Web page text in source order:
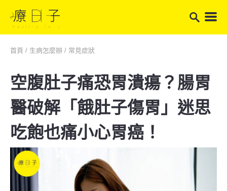
首頁 / 生病怎麼辦 / 常見症狀
空腹肚子痛恐胃潰瘍？腸胃
醫破解「餓肚子傷胃」迷思
吃飽也痛小心胃癌！